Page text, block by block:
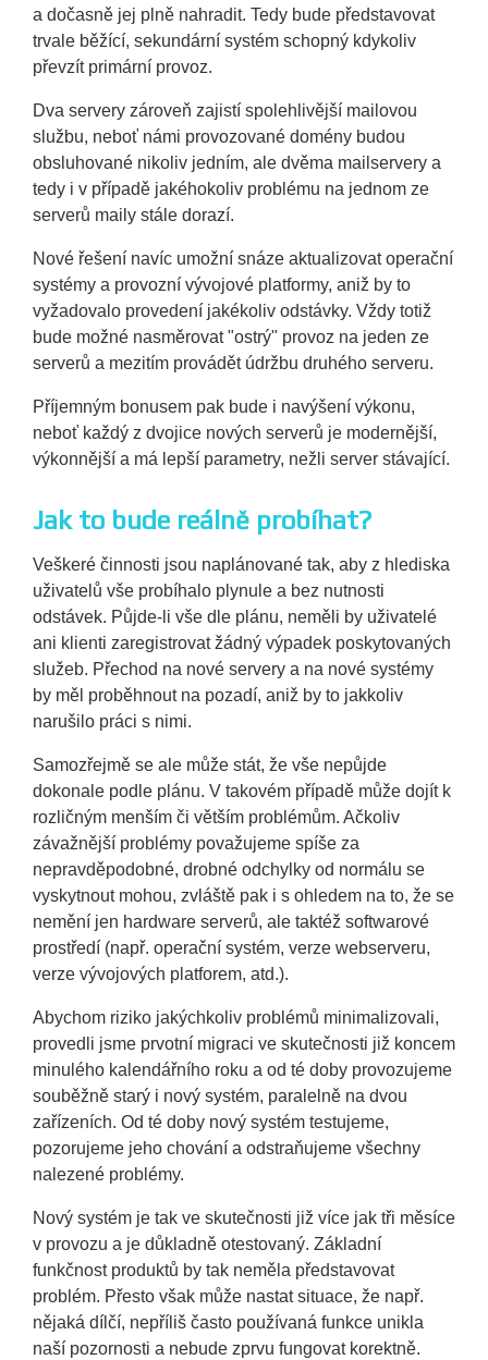
a dočasně jej plně nahradit. Tedy bude představovat
trvale běžící, sekundární systém schopný kdykoliv
převzít primární provoz.
Dva servery zároveň zajistí spolehlivější mailovou
službu, neboť námi provozované domény budou
obsluhované nikoliv jedním, ale dvěma mailservery a
tedy i v případě jakéhokoliv problému na jednom ze
serverů maily stále dorazí.
Nové řešení navíc umožní snáze aktualizovat operační
systémy a provozní vývojové platformy, aniž by to
vyžadovalo provedení jakékoliv odstávky. Vždy totiž
bude možné nasměrovat "ostrý" provoz na jeden ze
serverů a mezitím provádět údržbu druhého serveru.
Příjemným bonusem pak bude i navýšení výkonu,
neboť každý z dvojice nových serverů je modernější,
výkonnější a má lepší parametry, nežli server stávající.
Jak to bude reálně probíhat?
Veškeré činnosti jsou naplánované tak, aby z hlediska
uživatelů vše probíhalo plynule a bez nutnosti
odstávek. Půjde-li vše dle plánu, neměli by uživatelé
ani klienti zaregistrovat žádný výpadek poskytovaných
služeb. Přechod na nové servery a na nové systémy
by měl proběhnout na pozadí, aniž by to jakkoliv
narušilo práci s nimi.
Samozřejmě se ale může stát, že vše nepůjde
dokonale podle plánu. V takovém případě může dojít k
rozličným menším či větším problémům. Ačkoliv
závažnější problémy považujeme spíše za
nepravděpodobné, drobné odchylky od normálu se
vyskytnout mohou, zvláště pak i s ohledem na to, že se
nemění jen hardware serverů, ale taktéž softwarové
prostředí (např. operační systém, verze webserveru,
verze vývojových platforem, atd.).
Abychom riziko jakýchkoliv problémů minimalizovali,
provedli jsme prvotní migraci ve skutečnosti již koncem
minulého kalendářního roku a od té doby provozujeme
souběžně starý i nový systém, paralelně na dvou
zařízeních. Od té doby nový systém testujeme,
pozorujeme jeho chování a odstraňujeme všechny
nalezené problémy.
Nový systém je tak ve skutečnosti již více jak tři měsíce
v provozu a je důkladně otestovaný. Základní
funkčnost produktů by tak neměla představovat
problém. Přesto však může nastat situace, že např.
nějaká dílčí, nepříliš často používaná funkce unikla
naší pozornosti a nebude zprvu fungovat korektně.